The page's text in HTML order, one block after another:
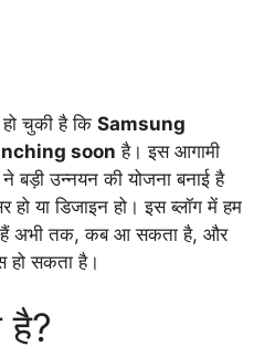
चुकी है कि Samsung
soon है। इस आगामी
बड़ी उन्नयन की योजना बनाई है
हो या डिजाइन हो। इस ब्लॉग में हम
हैं अभी तक, कब आ सकता है, और
हो सकता है।